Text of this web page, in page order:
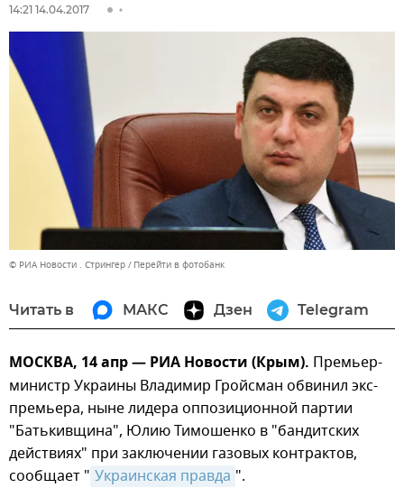
14:21 14.04.2017
© РИА Новости . Стрингер Перейти в фотобанк
Читать в МАКС Дзен Telegram
МОСКВА, 14 апр — РИА Новости (Крым). Премьер-
министр Украины Владимир Гройсман обвинил экс-
премьера, ныне лидера оппозиционной партии
"Батькивщина", Юлию Тимошенко в "бандитских
действиях" при заключении газовых контрактов,
сообщает " Украинская правда ".